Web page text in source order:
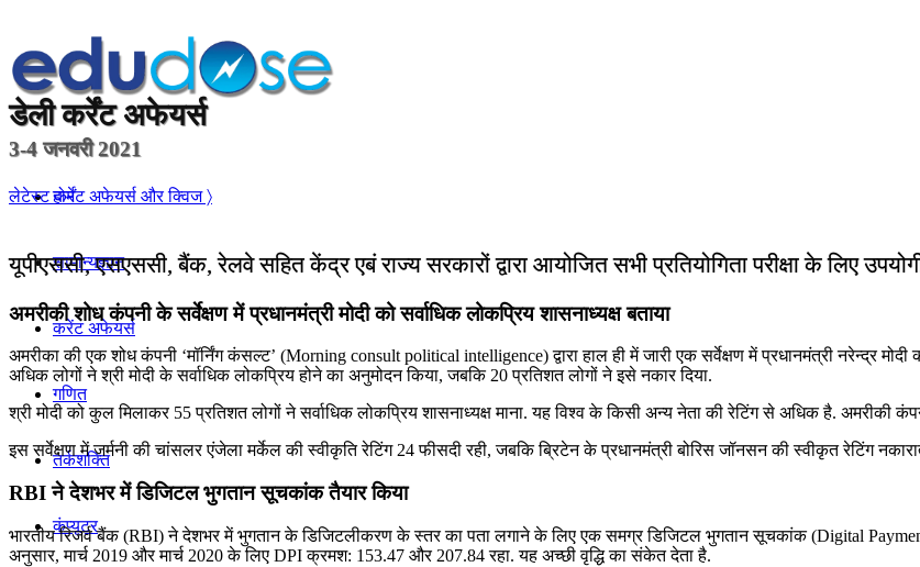
होम
सामान्यज्ञान
करेंट अफेयर्स
गणित
तर्कशक्ति
कंप्यूटर
डेली कर्रेंट अफेयर्स
3-4 जनवरी 2021
लेटेस्ट कर्रेंट अफेयर्स और क्विज 〉
यूपीएससी, एसएससी, बैंक, रेलवे सहित केंद्र एबं राज्य सरकारों द्वारा आयोजित सभी प्रतियोगिता परीक्षा के लिए
अमरीकी शोध कंपनी के सर्वेक्षण में प्रधानमंत्री मोदी को सर्वाधिक लोकप्रिय शासनाध्‍यक्ष बताया
अमरीका की एक शोध कंपनी ‘मॉर्निंग कंसल्‍ट’ (Morning consult political intelligence) द्वारा हाल ही में जारी एक सर्वेक्षण में प्रधानमंत्री नरेन्‍द्र
अधिक लोगों ने श्री मोदी के सर्वाधिक लोकप्रिय होने का अनुमोदन किया, जबकि 20 प्रतिशत लोगों ने इसे नकार दिया.
श्री मोदी को कुल मिलाकर 55 प्रतिशत लोगों ने सर्वाधिक लोकप्रिय शासनाध्‍यक्ष माना. यह विश्‍व के किसी अन्‍य नेता की रेटिंग से अधिक है. अमरीकी
इस सर्वेक्षण में जर्मनी की चांसलर एंजेला मर्केल की स्वीकृति रेटिंग 24 फीसदी रही, जबकि ब्रिटेन के प्रधानमंत्री बोरिस जॉनसन की स्वीकृत रेटिंग
RBI ने देशभर में डिजिटल भुगतान सूचकांक तैयार किया
भारतीय रिजर्व बैंक (RBI) ने देशभर में भुगतान के डिजिटलीकरण के स्तर का पता लगाने के लिए एक समग्र डिजिटल भुगतान सूचकांक (Digital
अनुसार, मार्च 2019 और मार्च 2020 के लिए DPI क्रमश: 153.47 और 207.84 रहा. यह अच्छी वृद्धि का संकेत देता है.